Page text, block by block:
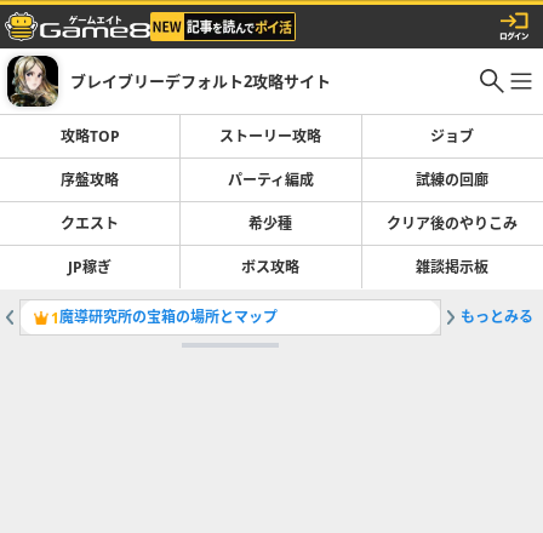
ブレイブリーデフォルト2攻略サイト
攻略TOP ストーリー攻略 ジョブ
序盤攻略 パーティ編成 試練の回廊
クエスト 希少種 クリア後のやりこみ
JP稼ぎ ボス攻略 雑談掲示板
1魔導研究所の宝箱の場所とマップ 2難易度
もっとみる